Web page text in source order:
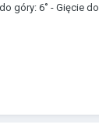
góry: 6˚ - Gięcie